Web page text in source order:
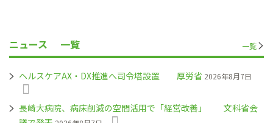
ニュース 一覧 一覧
ヘルスケアAX・DX推進へ司令塔設置 厚労省 2026年8月7日
長崎大病院、病床削減の空間活用で「経営改善」 文科省会